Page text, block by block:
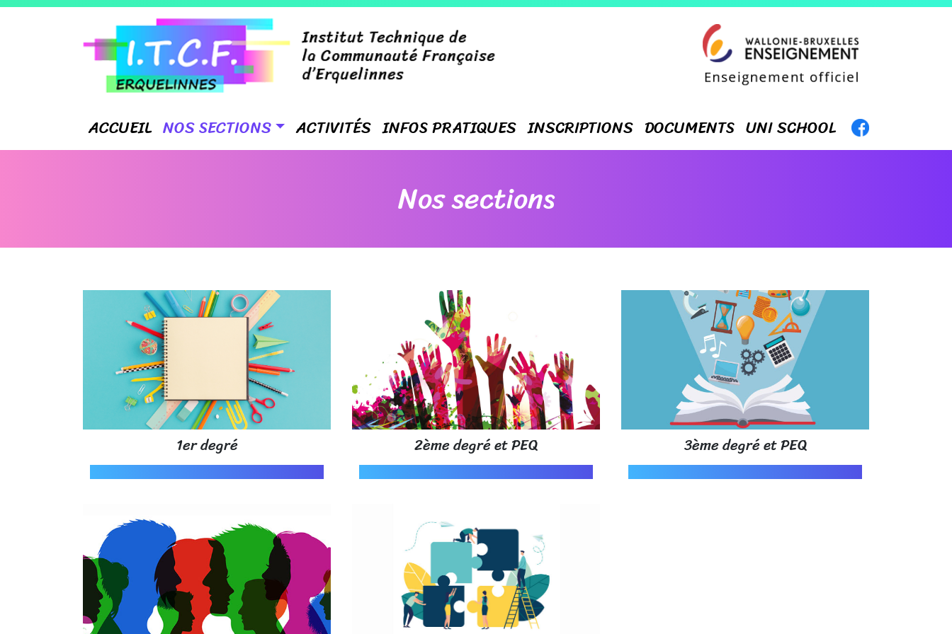
ACCUEIL NOS SECTIONS ACTIVITÉS INFOS PRATIQUES INSCRIPTIONS DOCUMENTS UNI SCHOOL
Nos sections
1er degré 2ème degré et PEQ 3ème degré et PEQ